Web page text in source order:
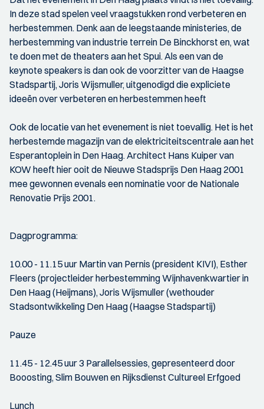
In deze stad spelen veel vraagstukken rond verbeteren en
herbestemmen. Denk aan de leegstaande ministeries, de
herbestemming van industrie terrein De Binckhorst en, wat
te doen met de theaters aan het Spui. Als een van de
keynote speakers is dan ook de voorzitter van de Haagse
Stadspartij, Joris Wijsmuller, uitgenodigd die expliciete
ideeën over verbeteren en herbestemmen heeft
Ook de locatie van het evenement is niet toevallig. Het is het
herbestemde magazijn van de elektriciteitscentrale aan het
Esperantoplein in Den Haag. Architect Hans Kuiper van
KOW heeft hier ooit de Nieuwe Stadsprijs Den Haag 2001
mee gewonnen evenals een nominatie voor de Nationale
Renovatie Prijs 2001.
Dagprogramma:
10.00 - 11.15 uur Martin van Pernis (president KIVI), Esther
Fleers (projectleider herbestemming Wijnhavenkwartier in
Den Haag (Heijmans), Joris Wijsmuller (wethouder
Stadsontwikkeling Den Haag (Haagse Stadspartij)
Pauze
11.45 - 12.45 uur 3 Parallelsessies, gepresenteerd door
Booosting, Slim Bouwen en Rijksdienst Cultureel Erfgoed
Lunch